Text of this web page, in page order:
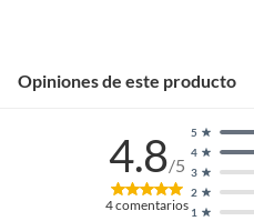
Opiniones de este producto
4.8/5
4comentarios 1
2
3
4
5